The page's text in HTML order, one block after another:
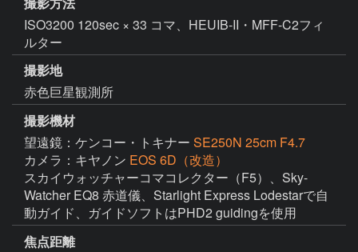
ISO3200 120sec × 33 コマ、HEUIB-II・MFF-C2フィ
ルター
撮影地
赤色巨星観測所
撮影機材
望遠鏡：ケンコー・トキナー SE250N 25cm F4.7
カメラ：キヤノン EOS 6D（改造）
スカイウォッチャーコマコレクター（F5）、Sky-
Watcher EQ8 赤道儀、Starlight Express Lodestarで自
動ガイド、ガイドソフトはPHD2 guidingを使用
焦点距離